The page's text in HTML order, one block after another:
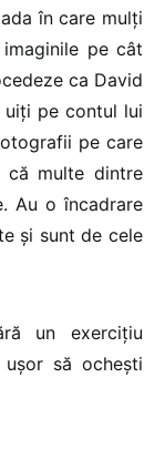
în care mulți
pe cât
ca David
uiți pe contul lui
pe care
multe dintre
Au o încadrare
și sunt de cele
un exercițiu
să ochești